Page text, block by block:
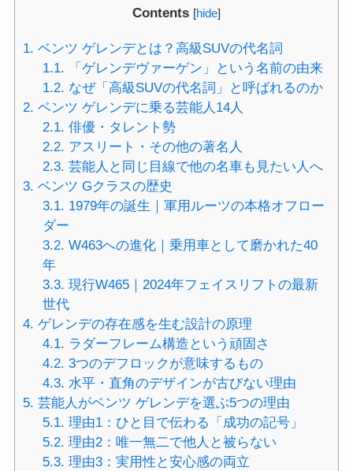
Contents [hide]
1. ベンツ ゲレンデとは？高級SUVの代名詞
1.1. 「ゲレンデヴァーゲン」という名前の由来
1.2. なぜ「高級SUVの代名詞」と呼ばれるのか
2. ベンツ ゲレンデに乗る芸能人14人
2.1. 俳優・タレント勢
2.2. アスリート・その他の著名人
2.3. 芸能人と同じ目線で他の名車も見たい人へ
3. ベンツ Gクラスの歴史
3.1. 1979年の誕生｜軍用ルーツの本格オフロー
ダー
3.2. W463への進化｜乗用車として磨かれた40
年
3.3. 現行W465｜2024年フェイスリフトの最新
世代
4. ゲレンデの存在感を生む設計の原理
4.1. ラダーフレーム構造という頑固さ
4.2. 3つのデフロックが意味するもの
4.3. 水平・直角のデザインが古びない理由
5. 芸能人がベンツ ゲレンデを選ぶ5つの理由
5.1. 理由1：ひと目で伝わる「成功の記号」
5.2. 理由2：唯一無二で他人と被らない
5.3. 理由3：実用性と安心感の両立